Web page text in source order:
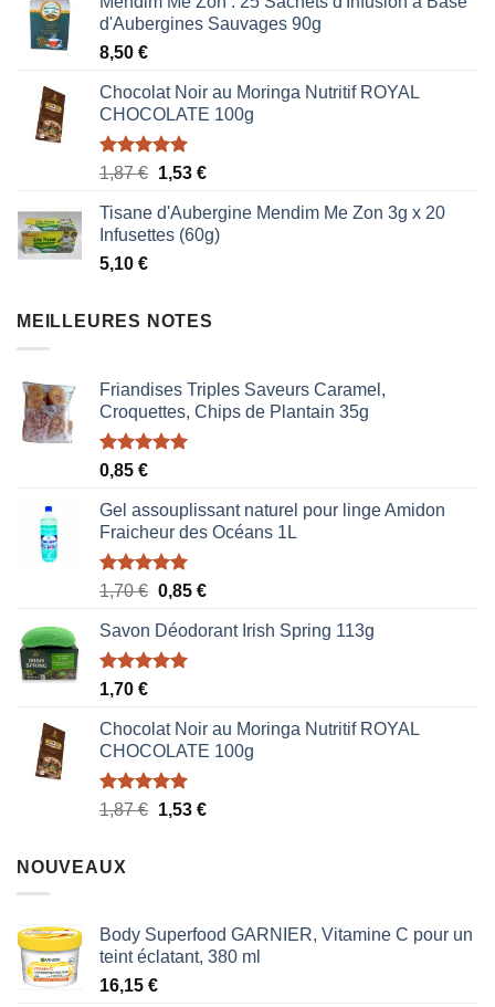
d'Aubergines Sauvages 90g
8,50 €
Chocolat Noir au Moringa Nutritif ROYAL
CHOCOLATE 100g
Note5.00
1,87€ Le
initial
était :
1,53 €Le
actuel
est :
Tisane d'Aubergine Mendim Me Zon 3g x 20
Infusettes (60g)
5,10 €
MEILLEURES NOTES
Friandises Triples Saveurs Caramel,
Croquettes, Chips de Plantain 35g
Note5.00
sur 5
0,85 €
Gel assouplissant naturel pour linge Amidon
Fraicheur des Océans 1L
Note5.00
sur 5
1,70€ Le
initial
était :
0,85 €Le
actuel
Savon Déodorant Irish Spring 113g
Note5.00
sur 5
1,70 €
Chocolat Noir au Moringa Nutritif ROYAL
CHOCOLATE 100g
Note5.00
sur 5
1,87€ Le
1,53 €Le
NOUVEAUX
Body Superfood GARNIER, Vitamine C pour un
teint éclatant, 380 ml
16,15 €